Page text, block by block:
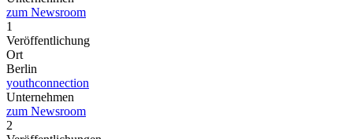
zum Newsroom
1
Veröffentlichung
Ort
Berlin
youthconnection
Unternehmen
zum Newsroom
2